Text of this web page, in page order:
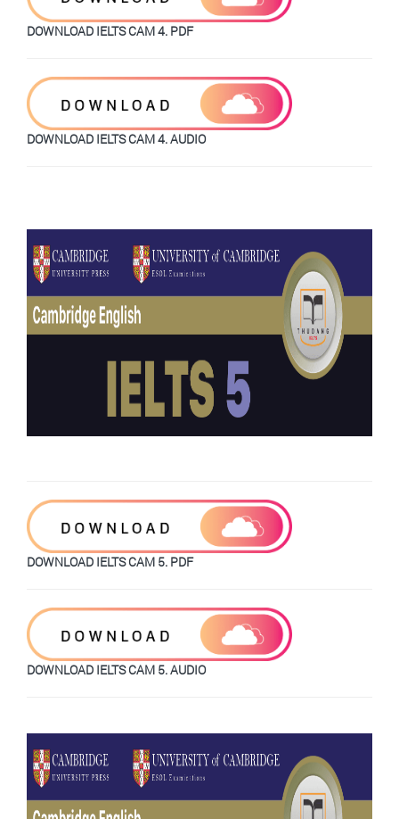
DOWNLOAD IELTS CAM 4. PDF
DOWNLOAD IELTS CAM 4. AUDIO
DOWNLOAD IELTS CAM 5. PDF
DOWNLOAD IELTS CAM 5. AUDIO